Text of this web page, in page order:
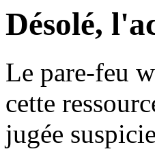
Désolé,
Le pare-feu
cette
jugée